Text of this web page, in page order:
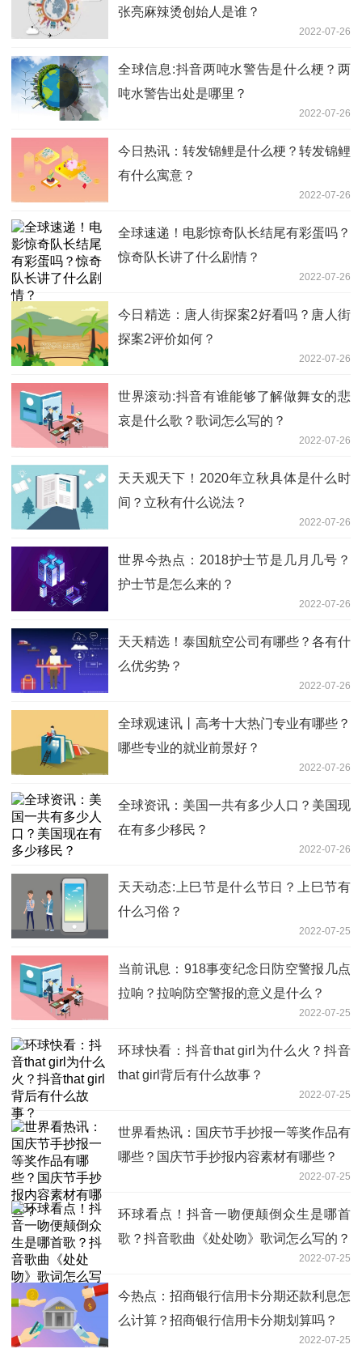
张亮麻辣烫创始人是谁？
2022-07-26
全球信息:抖音两吨水警告是什么梗？两
吨水警告出处是哪里？
2022-07-26
今日热讯：转发锦鲤是什么梗？转发锦鲤
有什么寓意？
2022-07-26
全球速递！电影惊奇队长结尾有彩蛋吗？
惊奇队长讲了什么剧情？
2022-07-26
今日精选：唐人街探案2好看吗？唐人街
探案2评价如何？
2022-07-26
世界滚动:抖音有谁能够了解做舞女的悲
哀是什么歌？歌词怎么写的？
2022-07-26
天天观天下！2020年立秋具体是什么时
间？立秋有什么说法？
2022-07-26
世界今热点：2018护士节是几月几号？
护士节是怎么来的？
2022-07-26
天天精选！泰国航空公司有哪些？各有什
么优劣势？
2022-07-26
全球观速讯丨高考十大热门专业有哪些？
哪些专业的就业前景好？
2022-07-26
全球资讯：美国一共有多少人口？美国现
在有多少移民？
2022-07-26
天天动态:上巳节是什么节日？上巳节有
什么习俗？
2022-07-25
当前讯息：918事变纪念日防空警报几点
拉响？拉响防空警报的意义是什么？
2022-07-25
环球快看：抖音that girl为什么火？抖音
that girl背后有什么故事？
2022-07-25
世界看热讯：国庆节手抄报一等奖作品有
哪些？国庆节手抄报内容素材有哪些？
2022-07-25
环球看点！抖音一吻便颠倒众生是哪首
歌？抖音歌曲《处处吻》歌词怎么写的？
2022-07-25
今热点：招商银行信用卡分期还款利息怎
么计算？招商银行信用卡分期划算吗？
2022-07-25